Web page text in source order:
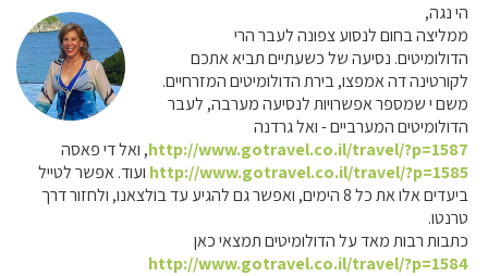
הי נגה,
ממליצה בחום לנסוע צפונה לעבר הרי
הדולומיטים. נסיעה של כשעתיים תביא אתכם
לקורטינה דה אמפצו, בירת הדולומיטים המזרחיים.
משם י שמספר אפשרויות לנסיעה מערבה, לעבר
הדולומיטים המערביים - ואל גרדנה
http://www.gotravel.co.il/travel/?p=1587, ואל די פאסה
http://www.gotravel.co.il/travel/?p=1585 ועוד. אפשר לטייל
ביעדים אלו את כל 8 הימים, ואפשר גם להגיע עד בולצאנו, ולחזור דרך
טרנטו.
כתבות רבות מאד על הדולומיטים תמצאי כאן
http://www.gotravel.co.il/travel/?p=1584